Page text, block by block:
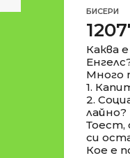
БИСЕРИ
Каква
Много
1.
2.
лайно?
Тоест,
си
Кое е